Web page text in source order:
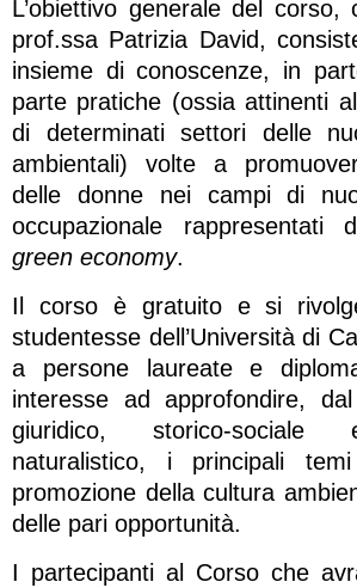
L’obiettivo generale del corso,
prof.ssa Patrizia David,
insieme di conoscenze, in
parte pratiche (ossia attinenti
di determinati settori delle
ambientali) volte a
delle donne nei campi di
occupazionale rappresentati
green economy.
Il corso è gratuito e si
studentesse dell’Università di
a persone laureate e
interesse ad approfondire,
giuridico, storico-sociale
naturalistico, i principali
promozione della cultura
delle pari opportunità.
I partecipanti al Corso che